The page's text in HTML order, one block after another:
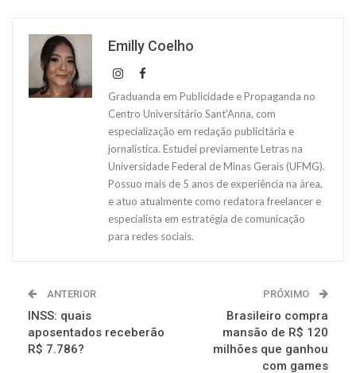
Emilly Coelho
Graduanda em Publicidade e Propaganda no
Centro Universitário Sant'Anna, com
especialização em redação publicitária e
jornalística. Estudei previamente Letras na
Universidade Federal de Minas Gerais (UFMG).
Possuo mais de 5 anos de experiência na área,
e atuo atualmente como redatora freelancer e
especialista em estratégia de comunicação
para redes sociais.
ANTERIOR
INSS: quais
aposentados receberão
R$ 7.786?
PRÓXIMO
Brasileiro compra
mansão de R$ 120
milhões que ganhou
com games